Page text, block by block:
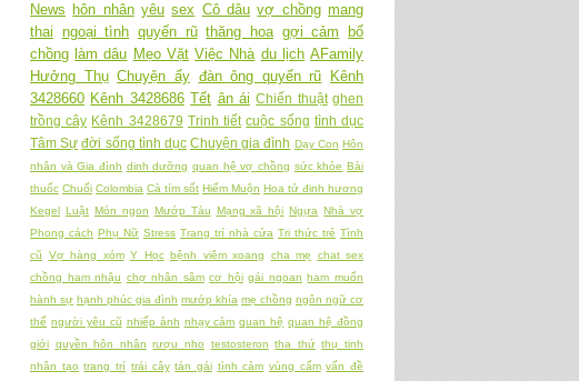
News hôn nhân yêu sex Cô dâu vợ chồng mang
thai ngoại tình quyến rũ thăng hoa gợi cảm
bố
chồng làm dâu Mẹo Vặt Việc Nhà du lịch AFamily
Hưởng Thụ Chuyện ấy đàn ông quyến rũ
Kênh
3428660 Kênh 3428686 Tết ân ái Chiến thuật ghen
trồng cây Kênh 3428679 Trinh tiết cuộc sống tình dục
Tâm Sự đời sống tình dục Chuyện gia đình Dạy Con Hôn
nhân và Gia đình dinh dưỡng quan hệ vợ chồng sức khỏe Bài
thuốc Chuối Colombia Cà tím sốt Hiếm Muộn Hoa tử đinh hương
Kegel Luật Món ngon Mướp Tàu Mạng xã hội Ngựa Nhà vợ
Phong cách Phụ Nữ Stress Trang trí nhà cửa Tri thức trẻ Tình
cũ
Vợ hàng xóm Y Học bệnh viêm xoang cha mẹ
chat sex
chồng ham nhậu chợ nhân sâm cơ hội gái ngoan ham muốn
hành sự hạnh phúc gia đình mướp khía mẹ chồng ngôn ngữ cơ
thể người yêu cũ nhiếp ảnh nhạy cảm quan hệ quan hệ đồng
giới quyền hôn nhân rượu nho testosteron tha thứ thụ tinh
nhân tạo trang trí trái cây tán gái tình cảm vùng cấm vấn đề